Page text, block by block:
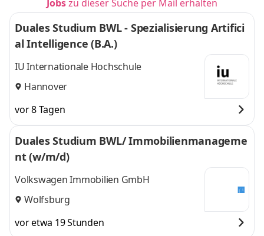
Jobszu dieser Suche per Mail erhalten
Duales Studium BWL - Spezialisierung Artifici
al Intelligence (B.A.)
IU Internationale Hochschule
Hannover
vor 8 Tagen
Duales Studium BWL/ Immobilienmanageme
nt (w/m/d)
Volkswagen Immobilien GmbH
Wolfsburg
vor etwa 19 Stunden